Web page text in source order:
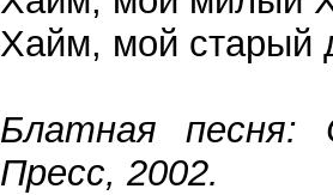
Хайм, мой старый
Блатная
Пресс, 2002.